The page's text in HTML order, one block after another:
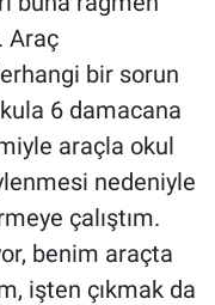
Araç
bir sorun
6 damacana
araçla okul
nedeniyle
çalıştım.
benim araçta
işten çıkmak da